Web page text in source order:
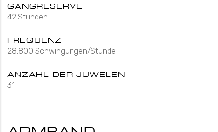
GANGRESERVE
42 Stunden
FREQUENZ
28,800 Schwingungen/Stunde
ANZAHL DER JUWELEN
31